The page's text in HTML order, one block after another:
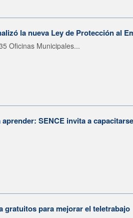
la nueva Ley de Protección al
Oficinas Municipales...
SENCE invita a
gratuitos para mejorar el teletrabajo